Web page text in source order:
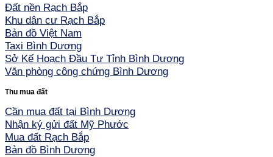
Đất nền Rạch Bắp
Khu dân cư Rạch Bắp
Bản đồ Việt Nam
Taxi Bình Dương
Sở Kế Hoạch Đầu Tư Tỉnh Bình Dương
Văn phòng công chứng Bình Dương
Thu mua đất
Cần mua đất tại Bình Dương
Nhận ký gửi đất Mỹ Phước
Mua đất Rạch Bắp
Bản đồ Bình Dương